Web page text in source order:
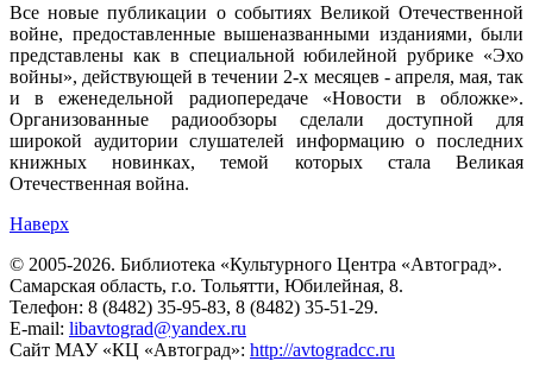
Все новые публикации о событиях Великой Отечественной
войне, предоставленные вышеназванными изданиями, были
представлены как в специальной юбилейной рубрике «Эхо
войны», действующей в течении 2-х месяцев - апреля, мая, так
и в еженедельной радиопередаче «Новости в обложке».
Организованные радиообзоры сделали доступной для
широкой аудитории слушателей информацию о последних
книжных новинках, темой которых стала Великая
Отечественная война.
Наверх
© 2005-2026. Библиотека «Культурного Центра «Автоград».
Самарская область, г.о. Тольятти, Юбилейная, 8.
Телефон: 8 (8482) 35-95-83, 8 (8482) 35-51-29.
E-mail: libavtograd@yandex.ru
Сайт МАУ «КЦ «Автоград»: http://avtogradcc.ru